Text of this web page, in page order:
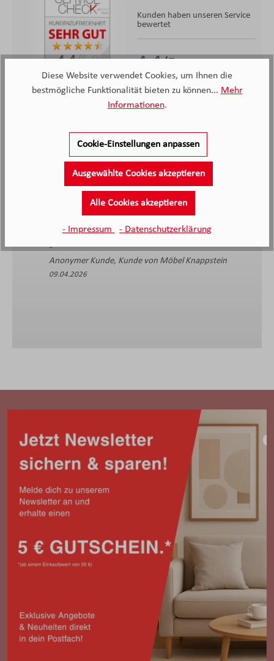
2138 Bewertungen
4.4/5.0
Kunden haben unseren Service
bewertet
4.4
Durchschnittliche Bewertung
Die sehr freundliche Beratung und der schnelle
Anonymer Kunde, Kunde von Möbel Knappstein
09.04.2026
Diese Website verwendet Cookies, um Ihnen die
bestmögliche Funktionalität bieten zu können... Mehr
Informationen.
Cookie-Einstellungen anpassen
Ausgewählte Cookies akzeptieren
Alle Cookies akzeptieren
- Impressum - Datenschutzerklärung